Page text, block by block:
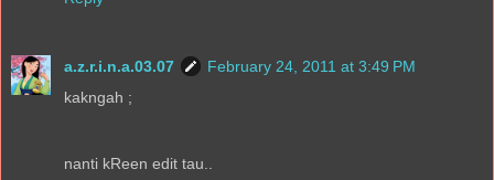
a.z.r.i.n.a.03.07
February 24, 2011 at 3:49 PM
kakngah ;
nanti kReen edit tau..